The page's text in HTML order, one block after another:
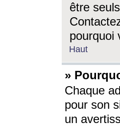
être
pourquoi
Haut
»
Chaque
pour son
un